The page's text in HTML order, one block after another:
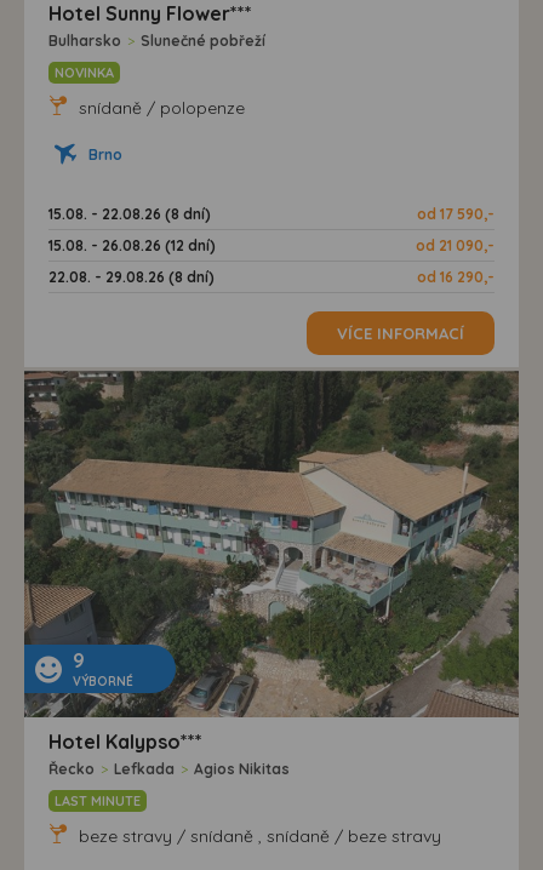
Hotel Sunny Flower***
Bulharsko > Slunečné pobřeží
NOVINKA
snídaně / polopenze
Brno
15.08. - 22.08.26 (8 dní)
od 17 590,-
15.08. - 26.08.26 (12 dní)
od 21 090,-
22.08. - 29.08.26 (8 dní)
od 16 290,-
VÍCE INFORMACÍ
9
VÝBORNÉ
Hotel Kalypso***
Řecko > Lefkada > Agios Nikitas
LAST MINUTE
beze stravy / snídaně , snídaně / beze stravy